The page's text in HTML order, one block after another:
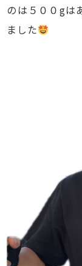
のは５００gは
ました